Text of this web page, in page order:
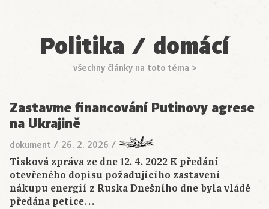
Politika / domácí
všechny články na toto téma >
Zastavme financování Putinovy agrese
na Ukrajině
dokument / 26. 2. 2026 /
Tisková zpráva ze dne 12. 4. 2022 K předání
otevřeného dopisu požadujícího zastavení
nákupu energií z Ruska Dnešního dne byla vládě
předána petice…